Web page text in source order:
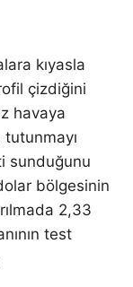
kıyasla
çizdiğini
havaya
sunduğunu
bölgesinin
2,33
test